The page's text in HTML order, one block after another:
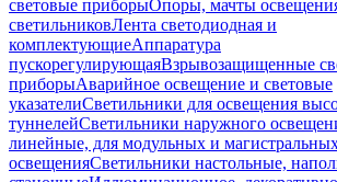
световые приборыОпоры, мачты
светильниковЛента светодиодная и
комплектующиеАппаратура
пускорегулирующаяВзрывозащищенные
приборыАварийное освещение и световые
указателиСветильники для освещения
туннелейСветильники наружного
линейные, для модульных и
освещенияСветильники настольные,